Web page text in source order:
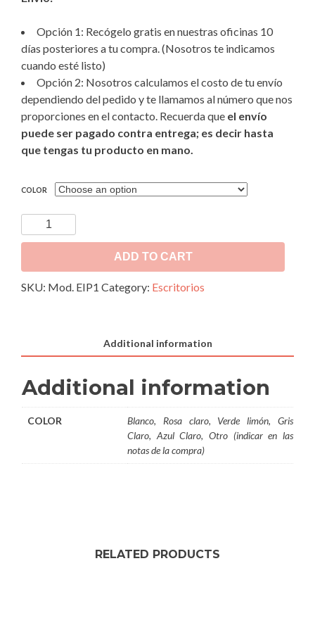
Opción 1: Recógelo gratis en nuestras oficinas 10
días posteriores a tu compra. (Nosotros te indicamos
cuando esté listo)
Opción 2: Nosotros calculamos el costo de tu envío
dependiendo del pedido y te llamamos al número que nos
proporciones en el contacto. Recuerda que el envío
puede ser pagado contra entrega; es decir hasta
que tengas tu producto en mano.
COLOR
Escritorio-
Pizarrón
Mod.
EIP1
ADD TO CART
SKU: Mod. EIP1 Category: Escritorios
Additional information
Additional information
COLOR
Blanco, Rosa claro, Verde limón, Gris
Claro, Azul Claro, Otro (indicar en las
notas de la compra)
RELATED PRODUCTS